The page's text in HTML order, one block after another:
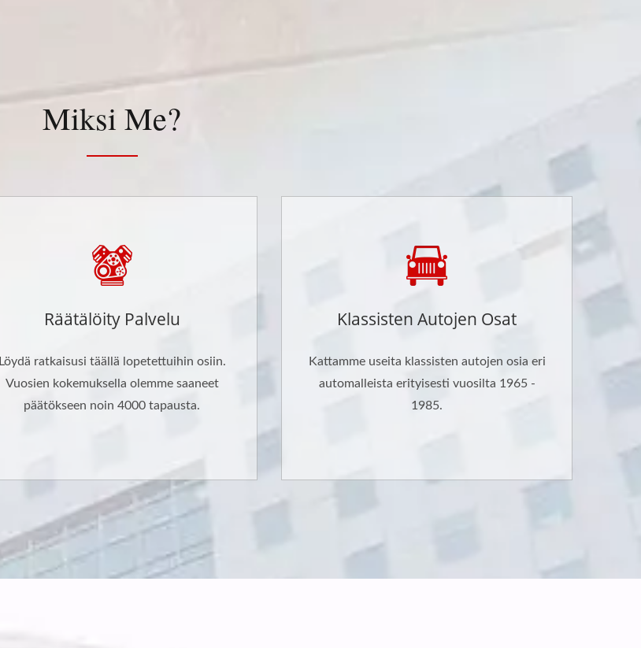
Miksi Me?
Räätälöity Palvelu
Löydä ratkaisusi täällä lopetettuihin osiin.
Vuosien kokemuksella olemme saaneet
päätökseen noin 4000 tapausta.
Klassisten Autojen Osat
Kattamme useita klassisten autojen osia eri
automalleista erityisesti vuosilta 1965 -
1985.